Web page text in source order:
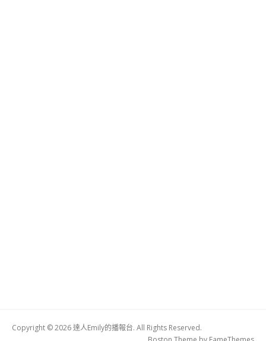
Copyright © 2026 達人Emily的播報台. All Rights Reserved.